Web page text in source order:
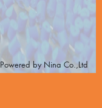
by Nina Co.,Ltd